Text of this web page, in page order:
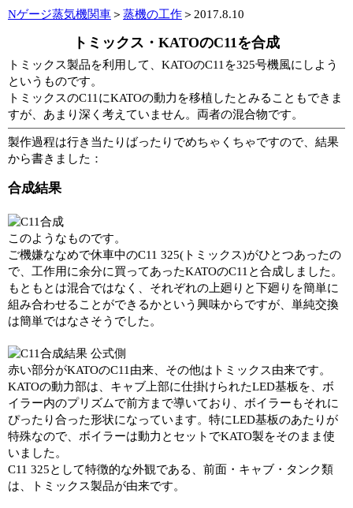
Nゲージ蒸気機関車＞ 蒸機の工作＞2017.8.10
トミックス・KATOのC11を合成
トミックス製品を利用して、KATOのC11を325号機風にしよう
というものです。
トミックスのC11にKATOの動力を移植したとみることもできま
すが、あまり深く考えていません。両者の混合物です。
製作過程は行き当たりばったりでめちゃくちゃですので、結果
から書きました：
合成結果
このようなものです。
ご機嫌ななめで休車中のC11 325(トミックス)がひとつあったの
で、工作用に余分に買ってあったKATOのC11と合成しました。
もともとは混合ではなく、それぞれの上廻りと下廻りを簡単に
組み合わせることができるかという興味からですが、単純交換
は簡単ではなさそうでした。
赤い部分がKATOのC11由来、その他はトミックス由来です。
KATOの動力部は、キャブ上部に仕掛けられたLED基板を、ボ
イラー内のプリズムで前方まで導いており、ボイラーもそれに
ぴったり合った形状になっています。特にLED基板のあたりが
特殊なので、ボイラーは動力とセットでKATO製をそのまま使
いました。
C11 325として特徴的な外観である、前面・キャブ・タンク類
は、トミックス製品が由来です。